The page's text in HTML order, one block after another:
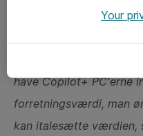
organisationer er i gang
"Man er nødt til at
have Copilot+ PC'erne
forretningsværdi, man
kan italesætte værdien,
Your